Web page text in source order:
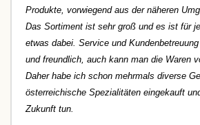
Produkte, vorwiegend aus der näheren
Das Sortiment ist sehr groß und es ist für
etwas dabei. Service und
und freundlich, auch kann man die Waren
Daher habe ich schon mehrmals diverse
österreichische Spezialitäten eingekauft
Zukunft tun.